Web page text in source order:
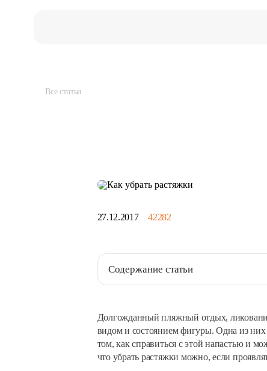
Все статьи
27.12.2017 42282
Содержание статьи
Долгожданный пляжный отдых,
видом и состоянием фигуры. Одна из
том, как справиться с этой напастью и
что убрать растяжки можно, если